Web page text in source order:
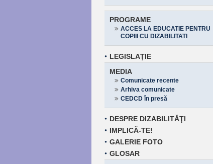
PROGRAME
ACCES LA EDUCATIE PENTRU
COPIII CU DIZABILITATI
LEGISLAŢIE
MEDIA
Comunicate recente
Arhiva comunicate
CEDCD în presă
DESPRE DIZABILITĂŢI
IMPLICĂ-TE!
GALERIE FOTO
GLOSAR